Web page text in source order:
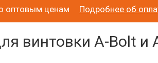
оптовым ценам
Подробнее об
винтовки A-Bolt и